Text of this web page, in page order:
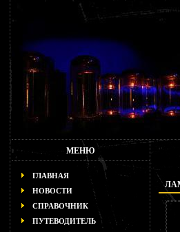
МЕНЮ
ГЛАВНАЯ
НОВОСТИ
СПРАВОЧНИК
ПУТЕВОДИТЕЛЬ